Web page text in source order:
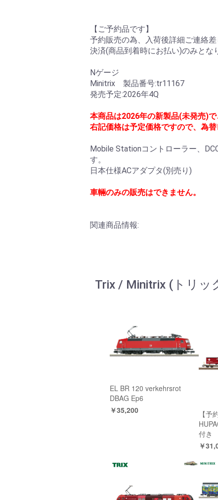
【ご予約品です】
予約販売の為、入荷後詳細ご連絡
決済(商品到着時にお払い)のみとな
Nゲージ
Minitrix 製品番号:tr11167
発売予定:2026年4Q
本商品は2026年の新製品(未発売)で
右記価格は予定価格ですので、為
Mobile Stationコントローラー、
す。
日本仕様ACアダプタ(別売り)
車輛のみの販売はできません。
関連商品情報:
Trix / Minitrix (トリ
EL BR 120 verkehrsrot
DBAG Ep6
￥35,200
【予
付き
￥